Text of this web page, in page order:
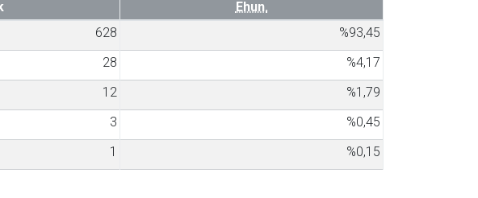
Ehun.
628
%93,45
28
%4,17
12
%1,79
3
%0,45
1 %0,15